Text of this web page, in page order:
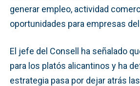
generar empleo, actividad
oportunidades para empresas
El jefe del Consell ha señalado
para los platós alicantinos y ha
estrategia pasa por dejar atrás